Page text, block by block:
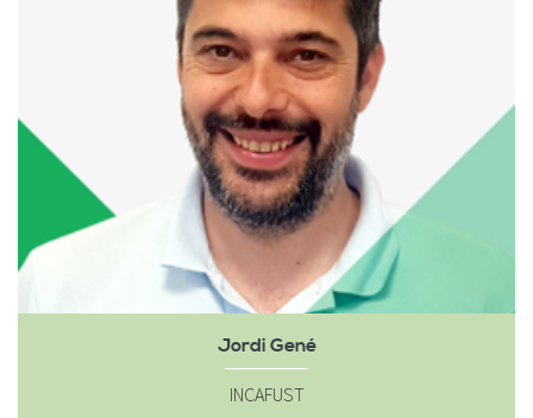
Jordi Gené
INCAFUST